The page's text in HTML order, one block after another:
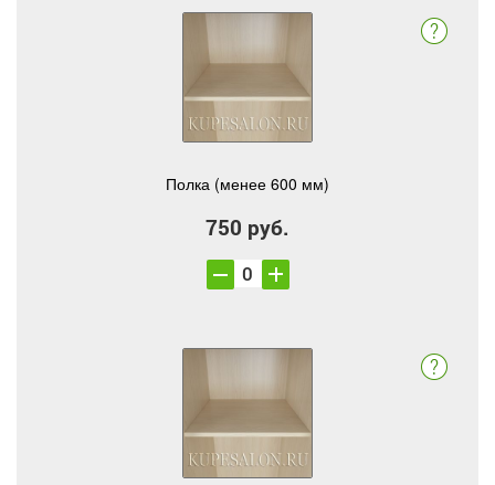
Полка (менее 600 мм)
750 руб.